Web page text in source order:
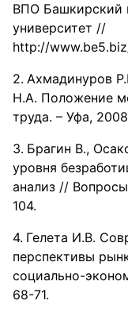
ВПО Башкирский
университет //
http://
Ахмадинуров
Н.А. Положение
труда. – Уфа,
Брагин В.,
уровня
анализ //
104.
Гелета И.В.
перспективы
социально-
68-71.